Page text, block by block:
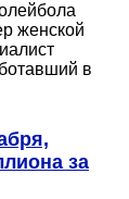
женской
в
за